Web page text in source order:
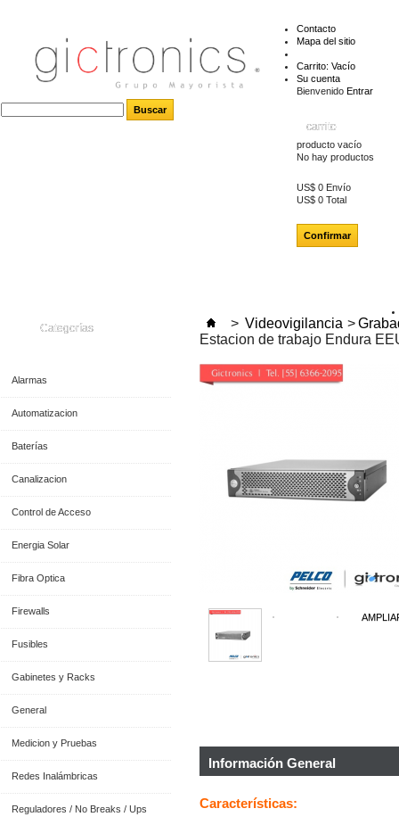
Contacto
Mapa del sitio
Carrito: Vacío
Su cuenta
Bienvenido Entrar
carrito
producto vacío
No hay productos
US$ 0 Envío
US$ 0 Total
Confirmar
Categorías
Alarmas
Automatizacion
Baterías
Canalizacion
Control de Acceso
Energia Solar
Fibra Optica
Firewalls
Fusibles
Gabinetes y Racks
General
Medicion y Pruebas
Redes Inalámbricas
Reguladores / No Breaks / Ups
> Videovigilancia >
Estacion de trabajo Endura
Información General
Características: